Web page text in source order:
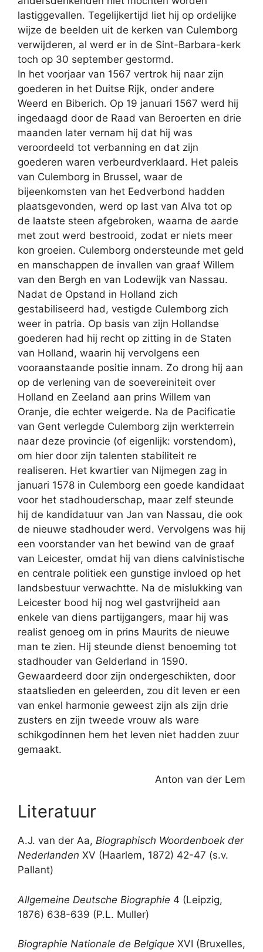
lastiggevallen. Tegelijkertijd liet hij op ordelijke
wijze de beelden uit de kerken van Culemborg
verwijderen, al werd er in de Sint-Barbara-kerk
toch op 30 september gestormd.
In het voorjaar van 1567 vertrok hij naar zijn
goederen in het Duitse Rijk, onder andere
Weerd en Biberich. Op 19 januari 1567 werd hij
ingedaagd door de Raad van Beroerten en drie
maanden later vernam hij dat hij was
veroordeeld tot verbanning en dat zijn
goederen waren verbeurdverklaard. Het paleis
van Culemborg in Brussel, waar de
bijeenkomsten van het Eedverbond hadden
plaatsgevonden, werd op last van Alva tot op
de laatste steen afgebroken, waarna de aarde
met zout werd bestrooid, zodat er niets meer
kon groeien. Culemborg ondersteunde met geld
en manschappen de invallen van graaf Willem
van den Bergh en van Lodewijk van Nassau.
Nadat de Opstand in Holland zich
gestabiliseerd had, vestigde Culemborg zich
weer in patria. Op basis van zijn Hollandse
goederen had hij recht op zitting in de Staten
van Holland, waarin hij vervolgens een
vooraanstaande positie innam. Zo drong hij aan
op de verlening van de soevereiniteit over
Holland en Zeeland aan prins Willem van
Oranje, die echter weigerde. Na de Pacificatie
van Gent verlegde Culemborg zijn werkterrein
naar deze provincie (of eigenlijk: vorstendom),
om hier door zijn talenten stabiliteit re
realiseren. Het kwartier van Nijmegen zag in
januari 1578 in Culemborg een goede kandidaat
voor het stadhouderschap, maar zelf steunde
hij de kandidatuur van Jan van Nassau, die ook
de nieuwe stadhouder werd. Vervolgens was hij
een voorstander van het bewind van de graaf
van Leicester, omdat hij van diens calvinistische
en centrale politiek een gunstige invloed op het
landsbestuur verwachtte. Na de mislukking van
Leicester bood hij nog wel gastvrijheid aan
enkele van diens partijgangers, maar hij was
realist genoeg om in prins Maurits de nieuwe
man te zien. Hij steunde dienst benoeming tot
stadhouder van Gelderland in 1590.
Gewaardeerd door zijn ondergeschikten, door
staatslieden en geleerden, zou dit leven er een
van enkel harmonie geweest zijn als zijn drie
zusters en zijn tweede vrouw als ware
schikgodinnen hem het leven niet hadden zuur
gemaakt.
Anton van der Lem
Literatuur
A.J. van der Aa, Biographisch Woordenboek der
Nederlanden XV (Haarlem, 1872) 42-47 (s.v.
Pallant)
Allgemeine Deutsche Biographie 4 (Leipzig,
1876) 638-639 (P.L. Muller)
Biographie Nationale de Belgique XVI (Bruxelles,